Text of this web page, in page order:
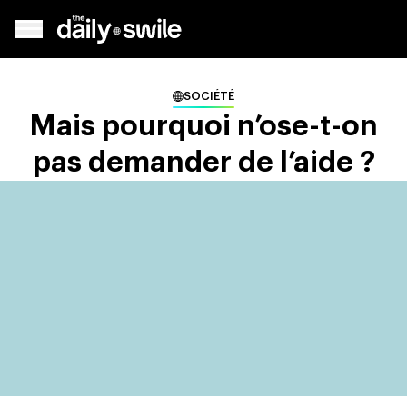
SOCIÉTÉ
Mais pourquoi n’ose-t-on
pas demander de l’aide ?